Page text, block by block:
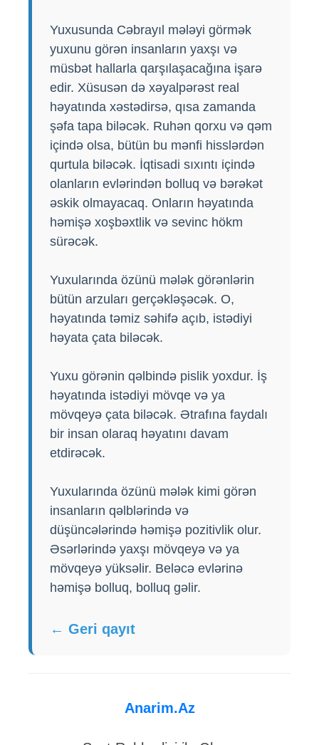
Yuxusunda Cəbrayıl mələyi görmək
yuxunu görən insanların yaxşı və
müsbət hallarla qarşılaşacağına işarə
edir. Xüsusən də xəyalpərəst real
həyatında xəstədirsə, qısa zamanda
şəfa tapa biləcək. Ruhən qorxu və qəm
içində olsa, bütün bu mənfi hisslərdən
qurtula biləcək. İqtisadi sıxıntı içində
olanların evlərindən bolluq və bərəkət
əskik olmayacaq. Onların həyatında
həmişə xoşbəxtlik və sevinc hökm
sürəcək.
Yuxularında özünü mələk görənlərin
bütün arzuları gerçəkləşəcək. O,
həyatında təmiz səhifə açıb, istədiyi
həyata çata biləcək.
Yuxu görənin qəlbində pislik yoxdur. İş
həyatında istədiyi mövqe və ya
mövqeyə çata biləcək. Ətrafına faydalı
bir insan olaraq həyatını davam
etdirəcək.
Yuxularında özünü mələk kimi görən
insanların qəlblərində və
düşüncələrində həmişə pozitivlik olur.
Əsərlərində yaxşı mövqeyə və ya
mövqeyə yüksəlir. Beləcə evlərinə
həmişə bolluq, bolluq gəlir.
← Geri qayıt
Anarim.Az